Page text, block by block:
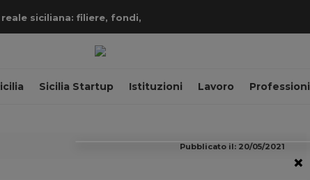
siciliana: filiere, fondi,
Sicilia Startup Istituzioni Lavoro Professioni
Pubblicato il: 20/05/2021
×